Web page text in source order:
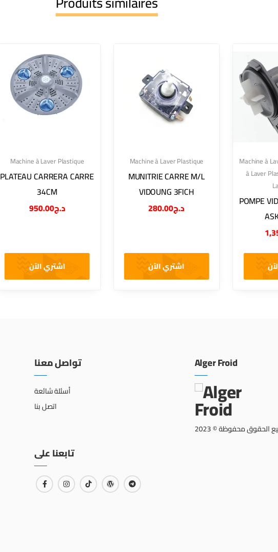
Machine à Laver Plastique
PLATEAU CARRERA CARRE
34CM
د.ج950.00
اشتري الآن
Machine à Laver Plastique
MUNITRIE CARRE M/L
VIDOUNG 3FICH
د.ج280.00
اشتري الآن
Machine à
à Laver
POMPE
تواصل معنا
أسئلة شائعة
اتصل بنا
تابعنا على
Alger Froid
الحقوق محفوظة © 2023